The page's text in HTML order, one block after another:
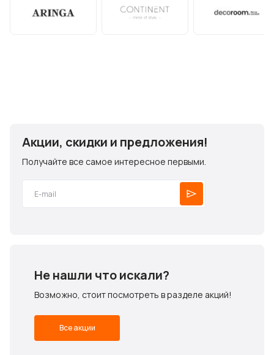
Акции, скидки и предложения!
Получайте все самое интересное первыми.
Не нашли что искали?
Возможно, стоит посмотреть в разделе акций!
Все акции